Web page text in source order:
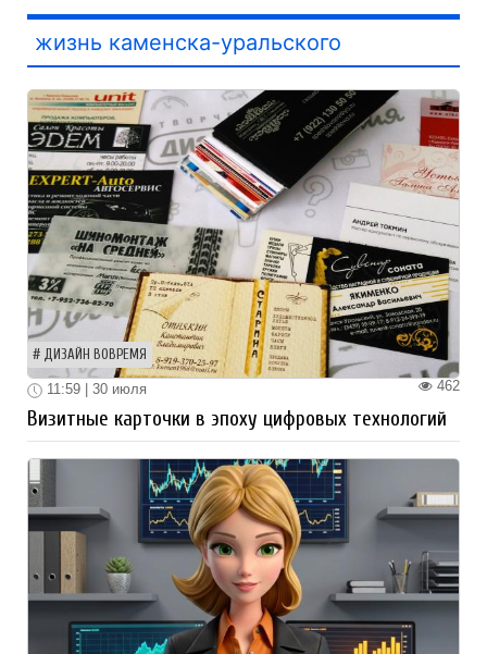
жизнь каменска-уральского
ДИЗАЙН ВОВРЕМЯ
462
11:59 | 30 июля
Визитные карточки в эпоху цифровых технологий